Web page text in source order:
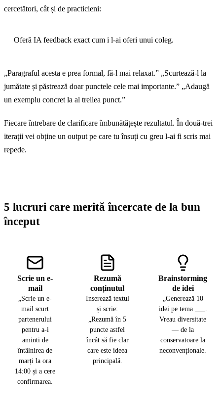
cercetători, cât și de practicieni:
Oferă IA feedback exact cum i l-ai oferi unui coleg.
„Paragraful acesta e prea formal, fă-l mai relaxat.” „Scurtează-l la
jumătate și păstrează doar punctele cele mai importante.” „Adaugă
un exemplu concret la al treilea punct.”
Fiecare întrebare de clarificare îmbunătățește rezultatul. În două-trei
iterații vei obține un output pe care tu însuți cu greu l-ai fi scris mai
repede.
5 lucruri care merită încercate de la bun
început
Scrie un e-
mail
„Scrie un e-
mail scurt
partenerului
pentru a-i
aminti de
întâlnirea de
marți la ora
14:00 și a cere
confirmarea.
Rezumă
conținutul
Inserează textul
și scrie:
„Rezumă în 5
puncte astfel
încât să fie clar
care este ideea
principală.
Brainstorming
de idei
„Generează 10
idei pe tema ___.
Vreau diversitate
— de la
conservatoare la
neconvenționale.